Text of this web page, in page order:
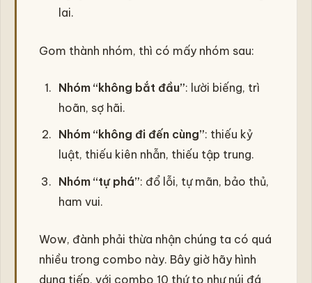
lai.
Gom thành nhóm, thì có mấy nhóm sau:
Nhóm “không bắt đầu”: lười biếng, trì
hoãn, sợ hãi.
Nhóm “không đi đến cùng”: thiếu kỷ
luật, thiếu kiên nhẫn, thiếu tập trung.
Nhóm “tự phá”: đổ lỗi, tự mãn, bảo thủ,
ham vui.
Wow, đành phải thừa nhận chúng ta có quá
nhiều trong combo này. Bây giờ hãy hình
dung tiếp, với combo 10 thứ to như núi đá